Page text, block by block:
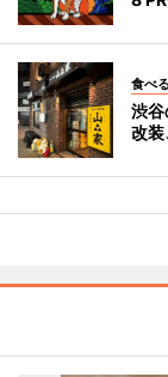
食べる
渋
改装